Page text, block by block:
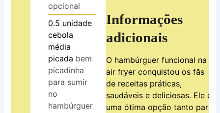
opcional
0.5 unidade
cebola
média
picada bem
picadinha
para sumir
no
hambúrguer
Informações
adicionais
O hambúrguer funcional na
air fryer conquistou os fãs
de receitas práticas,
saudáveis e deliciosas. Ele é
uma ótima opção tanto para